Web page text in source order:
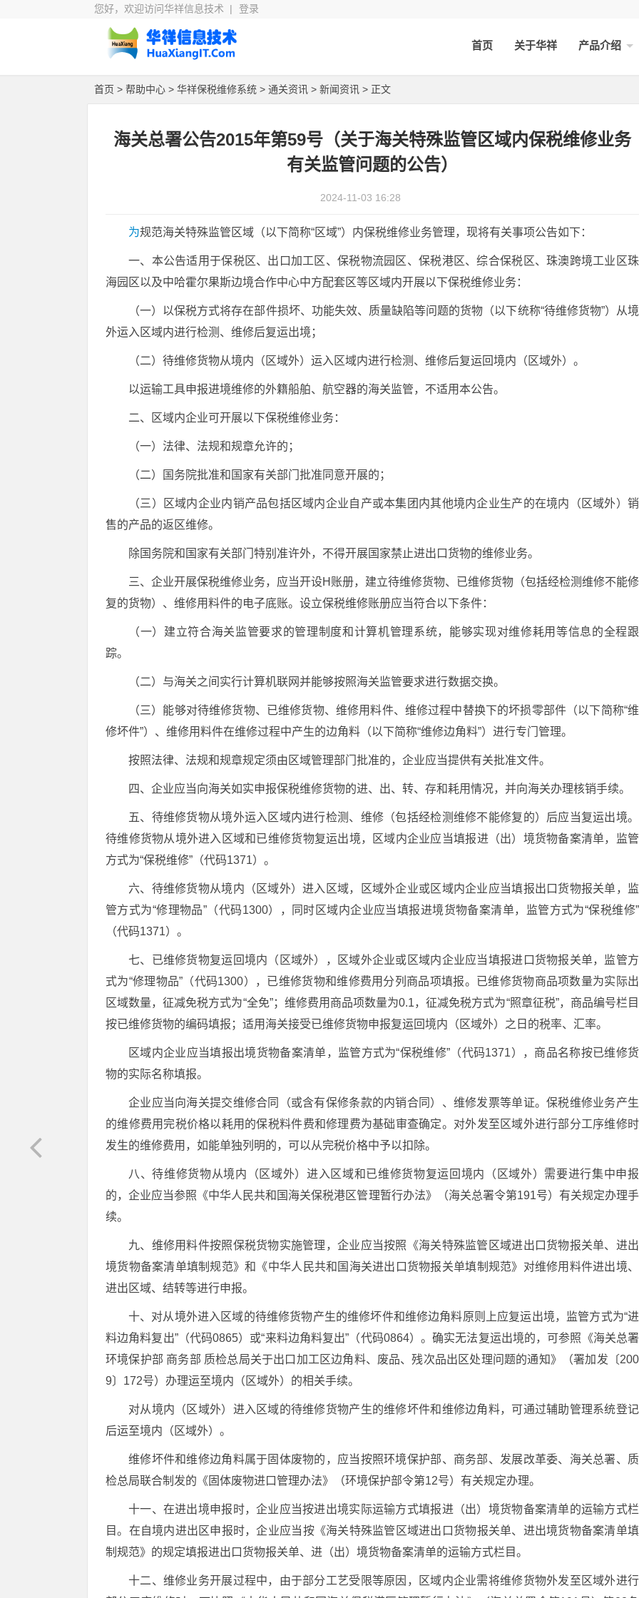
您好，欢迎访问华祥信息技术 | 登录
首页 关于华祥 产品介绍
首页 > 帮助中心 > 华祥保税维修系统 > 通关资讯 > 新闻资讯 > 正文
海关总署公告2015年第59号（关于海关特殊监管区域内保税维修业务
有关监管问题的公告）
2024-11-03 16:28
为规范海关特殊监管区域（以下简称“区域”）内保税维修业务管理，现将有关事项公告如下：
一、本公告适用于保税区、出口加工区、保税物流园区、保税港区、综合保税区、珠澳跨境工业区珠
海园区以及中哈霍尔果斯边境合作中心中方配套区等区域内开展以下保税维修业务：
（一）以保税方式将存在部件损坏、功能失效、质量缺陷等问题的货物（以下统称“待维修货物”）从境
外运入区域内进行检测、维修后复运出境；
（二）待维修货物从境内（区域外）运入区域内进行检测、维修后复运回境内（区域外）。
以运输工具申报进境维修的外籍船舶、航空器的海关监管，不适用本公告。
二、区域内企业可开展以下保税维修业务：
（一）法律、法规和规章允许的；
（二）国务院批准和国家有关部门批准同意开展的；
（三）区域内企业内销产品包括区域内企业自产或本集团内其他境内企业生产的在境内（区域外）销
售的产品的返区维修。
除国务院和国家有关部门特别准许外，不得开展国家禁止进出口货物的维修业务。
三、企业开展保税维修业务，应当开设H账册，建立待维修货物、已维修货物（包括经检测维修不能修
复的货物）、维修用料件的电子底账。设立保税维修账册应当符合以下条件：
（一）建立符合海关监管要求的管理制度和计算机管理系统，能够实现对维修耗用等信息的全程跟
踪。
（二）与海关之间实行计算机联网并能够按照海关监管要求进行数据交换。
（三）能够对待维修货物、已维修货物、维修用料件、维修过程中替换下的坏损零部件（以下简称“维
修坏件”）、维修用料件在维修过程中产生的边角料（以下简称“维修边角料”）进行专门管理。
按照法律、法规和规章规定须由区域管理部门批准的，企业应当提供有关批准文件。
四、企业应当向海关如实申报保税维修货物的进、出、转、存和耗用情况，并向海关办理核销手续。
五、待维修货物从境外运入区域内进行检测、维修（包括经检测维修不能修复的）后应当复运出境。
待维修货物从境外进入区域和已维修货物复运出境，区域内企业应当填报进（出）境货物备案清单，监管
方式为“保税维修”（代码1371）。
六、待维修货物从境内（区域外）进入区域，区域外企业或区域内企业应当填报出口货物报关单，监
管方式为“修理物品”（代码1300），同时区域内企业应当填报进境货物备案清单，监管方式为“保税维修”
（代码1371）。
七、已维修货物复运回境内（区域外），区域外企业或区域内企业应当填报进口货物报关单，监管方
式为“修理物品”（代码1300），已维修货物和维修费用分列商品项填报。已维修货物商品项数量为实际出
区域数量，征减免税方式为“全免”；维修费用商品项数量为0.1，征减免税方式为“照章征税”，商品编号栏目
按已维修货物的编码填报；适用海关接受已维修货物申报复运回境内（区域外）之日的税率、汇率。
区域内企业应当填报出境货物备案清单，监管方式为“保税维修”（代码1371），商品名称按已维修货
物的实际名称填报。
企业应当向海关提交维修合同（或含有保修条款的内销合同）、维修发票等单证。保税维修业务产生
的维修费用完税价格以耗用的保税料件费和修理费为基础审查确定。对外发至区域外进行部分工序维修时
发生的维修费用，如能单独列明的，可以从完税价格中予以扣除。
八、待维修货物从境内（区域外）进入区域和已维修货物复运回境内（区域外）需要进行集中申报
的，企业应当参照《中华人民共和国海关保税港区管理暂行办法》（海关总署令第191号）有关规定办理手
续。
九、维修用料件按照保税货物实施管理，企业应当按照《海关特殊监管区域进出口货物报关单、进出
境货物备案清单填制规范》和《中华人民共和国海关进出口货物报关单填制规范》对维修用料件进出境、
进出区域、结转等进行申报。
十、对从境外进入区域的待维修货物产生的维修坏件和维修边角料原则上应复运出境，监管方式为“进
料边角料复出”（代码0865）或“来料边角料复出”（代码0864）。确实无法复运出境的，可参照《海关总署
环境保护部 商务部 质检总局关于出口加工区边角料、废品、残次品出区处理问题的通知》（署加发〔200
9〕172号）办理运至境内（区域外）的相关手续。
对从境内（区域外）进入区域的待维修货物产生的维修坏件和维修边角料，可通过辅助管理系统登记
后运至境内（区域外）。
维修坏件和维修边角料属于固体废物的，应当按照环境保护部、商务部、发展改革委、海关总署、质
检总局联合制发的《固体废物进口管理办法》（环境保护部令第12号）有关规定办理。
十一、在进出境申报时，企业应当按进出境实际运输方式填报进（出）境货物备案清单的运输方式栏
目。在自境内进出区申报时，企业应当按《海关特殊监管区域进出口货物报关单、进出境货物备案清单填
制规范》的规定填报进出口货物报关单、进（出）境货物备案清单的运输方式栏目。
十二、维修业务开展过程中，由于部分工艺受限等原因，区域内企业需将维修货物外发至区域外进行